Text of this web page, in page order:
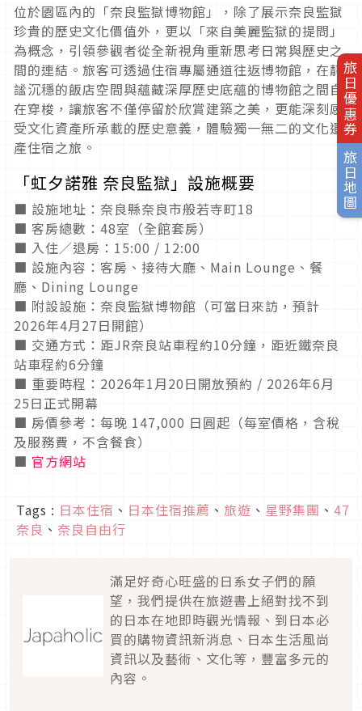
旅日優惠券
旅日地圖
位於園區內的「奈良監獄博物館」，除了展示奈良監獄
珍貴的歷史文化價值外，更以「來自美麗監獄的提問」
為概念，引領參觀者從全新視角重新思考日常與歷史之
間的連結。旅客可透過住宿專屬通道往返博物館，在靜
謐沉穩的飯店空間與蘊藏深厚歷史底蘊的博物館之間自
在穿梭，讓旅客不僅停留於欣賞建築之美，更能深刻感
受文化資產所承載的歷史意義，體驗獨一無二的文化遺
產住宿之旅。
「虹夕諾雅 奈良監獄」設施概要
■ 設施地址：奈良縣奈良市般若寺町18
■ 客房總數：48室（全館套房）
■ 入住／退房：15:00 / 12:00
■ 設施內容：客房、接待大廳、Main Lounge、餐
廳、Dining Lounge
■ 附設設施：奈良監獄博物館（可當日來訪，預計
2026年4月27日開館）
■ 交通方式：距JR奈良站車程約10分鐘，距近鐵奈良
站車程約6分鐘
■ 重要時程：2026年1月20日開放預約 / 2026年6月
25日正式開幕
■ 房價參考：每晚 147,000 日圓起（每室價格，含稅
及服務費，不含餐食）
■ 官方網站
Tags : 日本住宿 、 日本住宿推薦 、 旅遊 、 星野集團 、 47
奈良 、 奈良自由行
滿足好奇心旺盛的日系女子們的願
望，我們提供在旅遊書上絕對找不到
的日本在地即時觀光情報、到日本必
買的購物資訊新消息、日本生活風尚
資訊以及藝術、文化等，豐富多元的
內容。